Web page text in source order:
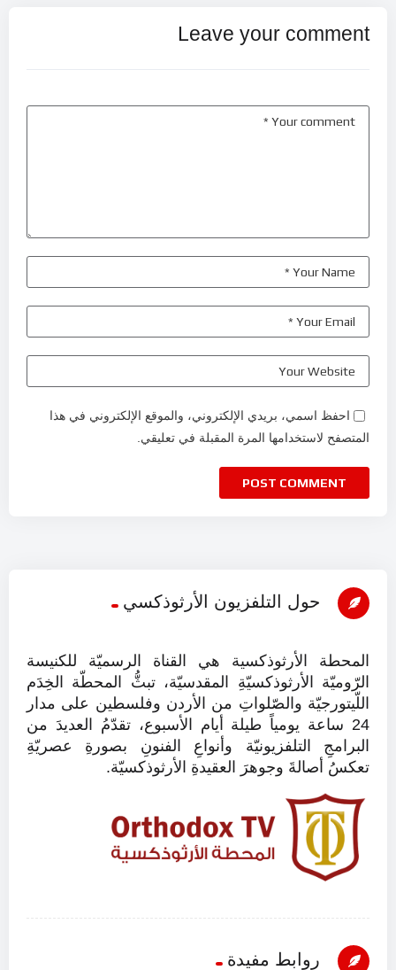
Leave your comment
احفظ اسمي، بريدي الإلكتروني، والموقع الإلكتروني في هذا
المتصفح لاستخدامها المرة المقبلة في تعليقي.
حول التلفزيون الأرثوذكسي
المحطة الأرثوذكسية هي القناة الرسميّة للكنيسة
الرّوميّة الأرثوذكسيّةِ المقدسيّة، تبثُّ المحطّة الخِدَم
اللّيتورجيّة والصّلواتِ من الأردن وفلسطين على مدار
24 ساعة يومياً طيلة أيام الأسبوع، تقدّمُ العديدَ من
البرامجِ التلفزيونيّة وأنواعِ الفنونِ بصورةِ عصريّةِ
تعكسُ أصالةَ وجوهرَ العقيدةِ الأرثوذكسيّة.
روابط مفيدة